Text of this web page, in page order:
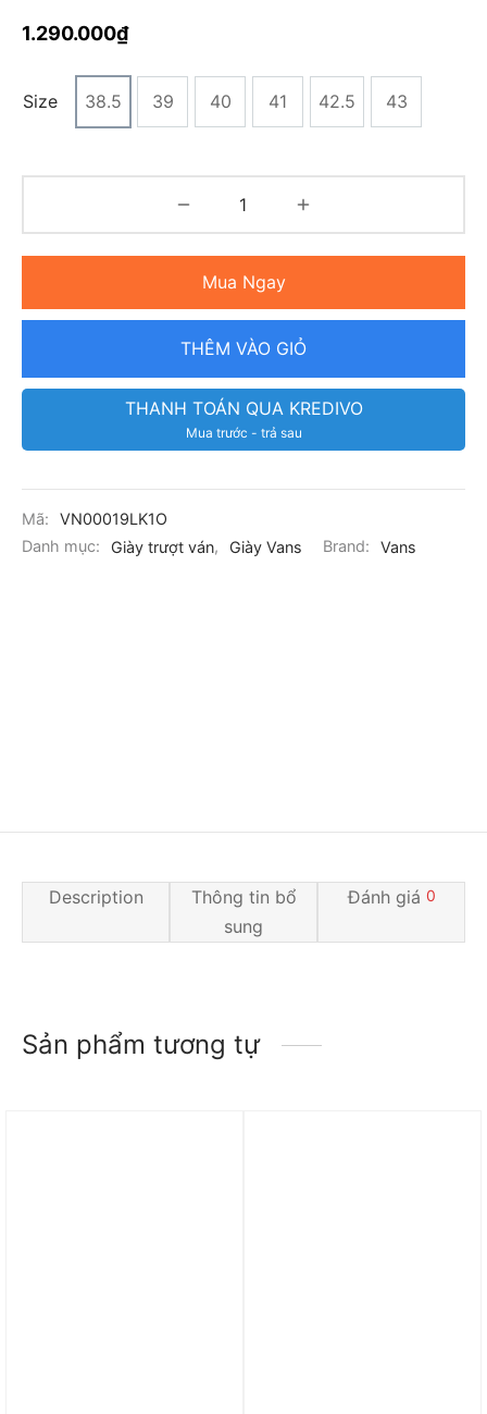
1.290.000₫
Size 38.5 39 40 41 42.5 43
Mua Ngay
THÊM VÀO GIỎ
THANH TOÁN QUA KREDIVO
Mua trước - trả sau
Mã:
VN00019LK1O
Danh mục:
Giày trượt ván, Giày Vans Brand: Vans
Description
Thông tin bổ
sung
Đánh giá 0
Sản phẩm tương tự